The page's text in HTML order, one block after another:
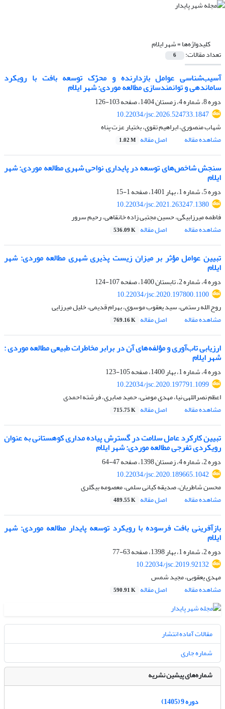
کلیدواژه‌ها =شهر ایلام
تعداد مقالات: 6
آسیب‌شناسی عوامل بازدارنده و محرّک توسعه بافت با رویکرد
ساماندهی و توانمندسازی مطالعه موردی: شهر ایلام
دوره 8، شماره 4، زمستان 1404، صفحه
103-126
10.22034/jsc.2026.524733.1847
شهاب منصوری، ابراهیم تقوی، بختیار عزت پناه
مشاهده مقاله
اصل مقاله 1.02 M
سنجش شاخص‌های توسعه در پایداری نواحی شهری مطالعه موردی: شهر
ایلام
دوره 5، شماره 1، بهار 1401، صفحه
1-15
10.22034/jsc.2021.263247.1380
فاطمه میرزابیگی، حسین مجتبی زاده خانقاهی، رحیم سرور
مشاهده مقاله
اصل مقاله 536.09 K
تبیین عوامل مؤثر بر میزان زیست پذیری شهری مطالعه موردی: شهر
ایلام
دوره 4، شماره 2، تابستان 1400، صفحه
107-124
10.22034/jsc.2020.197800.1100
روح الله رستمی، سید یعقوب موسوی، بهرام قدیمی، خلیل میرزایی
مشاهده مقاله
اصل مقاله 769.16 K
ارزیابی تاب‌آوری و مؤلفه‌های آن در برابر مخاطرات طبیعی مطالعه موردی :
شهر ایلام
دوره 4، شماره 1، بهار 1400، صفحه
105-123
10.22034/jsc.2020.197791.1099
اعظم نصراللهی نیا، مهدی مومنی، حمید صابری، فرشته احمدی
مشاهده مقاله
اصل مقاله 715.75 K
تبیین کارکرد عامل سلامت در گسترش پیاده مداری کوهستانی به‌ عنوان
رویکردی تفرجی مطالعه موردی: شهر ایلام
دوره 2، شماره 4، زمستان 1398، صفحه
47-64
10.22034/jsc.2020.189665.1042
محسن شاطریان، صدیقه کیانی سلمی، معصومه بیگلری
مشاهده مقاله
اصل مقاله 489.55 K
بازآفرینی بافت فرسوده با رویکرد توسعه پایدار مطالعه موردی: شهر
ایلام
دوره 2، شماره 1، بهار 1398، صفحه
63-77
10.22034/jsc.2019.92132
مهدی یعقوبی، مجید شمس
مشاهده مقاله
اصل مقاله 590.91 K
مقالات آماده انتشار
شماره جاری
شماره‌های پیشین نشریه
دوره 9 (1405)